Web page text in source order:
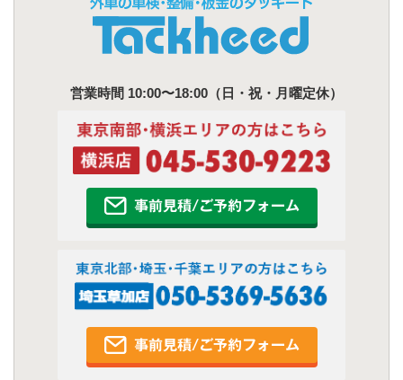
営業時間 10:00〜18:00（日・祝・月曜定休）